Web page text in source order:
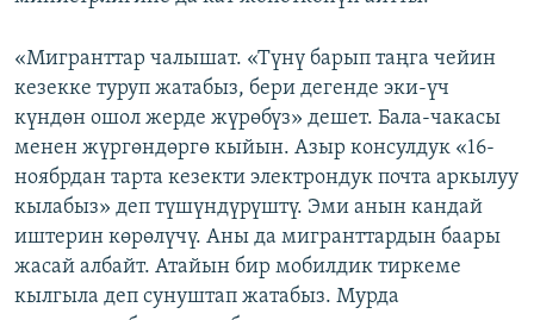
«​Мигранттар чалышат. «Түнү барып таңга чейин
кезекке туруп жатабыз, бери дегенде эки-үч
күндөн ошол жерде жүрөбүз» дешет. Бала-чакасы
менен жүргөндөргө кыйын. Азыр консулдук «16-
ноябрдан тарта кезекти электрондук почта аркылуу
кылабыз» деп түшүндүрүштү. Эми анын кандай
иштерин көрөлүчү. Аны да мигранттардын баары
жасай албайт. Атайын бир мобилдик тиркеме
кылгыла деп сунуштап жатабыз. Мурда